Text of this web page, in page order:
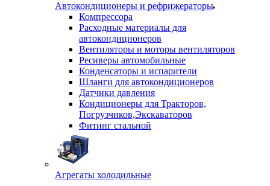
Автокондиционеры и рефрижераторы
Компрессора
Расходные материалы для
автокондиционеров
Вентиляторы и моторы вентиляторов
Ресиверы автомобильные
Конденсаторы и испарители
Шланги для автокондиционеров
Датчики давления
Кондиционеры для Тракторов,
Погрузчиков,Экскаваторов
Фитинг стальной
Агрегаты холодильные